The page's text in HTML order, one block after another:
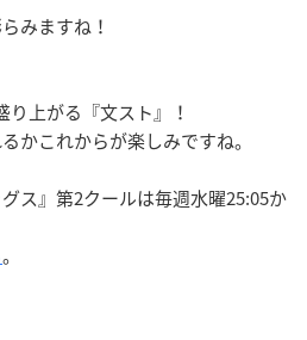
みますね！
上がる『文スト』！
かこれからが楽しみですね。
ス』第2クールは毎週水曜25:05か
。